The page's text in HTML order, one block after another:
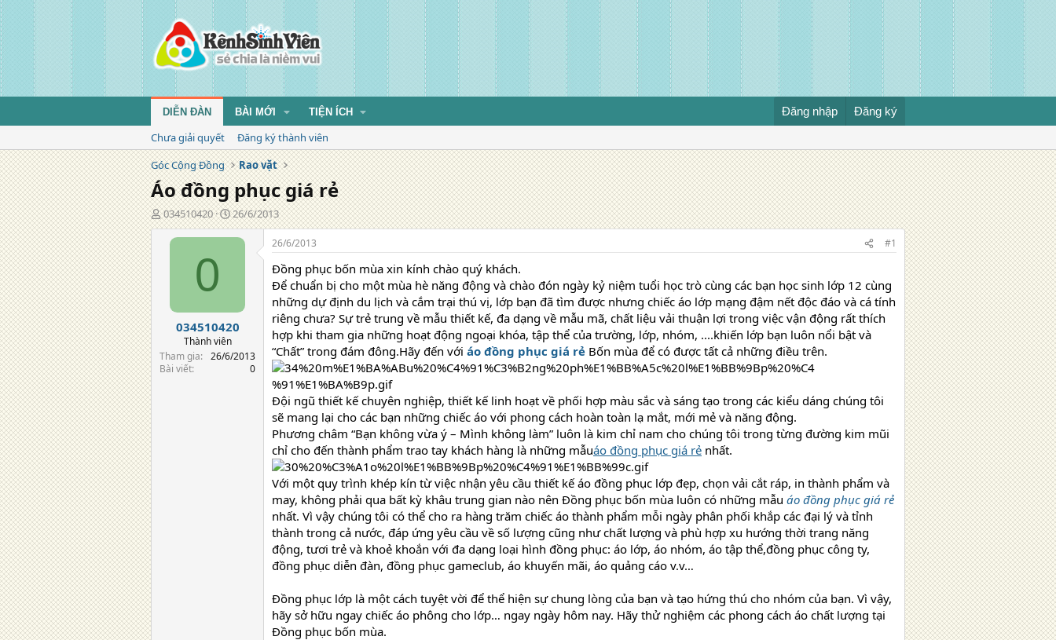
DIỄN ĐÀN BÀI MỚI TIỆN ÍCH Đăng nhập Đăng ký
Chưa giải quyết
Đăng ký thành viên
Góc Cộng Đồng
Rao vặt
Áo đồng phục giá rẻ
T
á
034510420
N
g
à
g
26/6/2013
0
034510420
Thành viên
Tham gia
26/6/2013
Bài viết
0
26/6/2013 #1
Đồng phục bốn mùa xin kính chào quý khách.
Để chuẩn bị cho một mùa hè năng động và chào đón ngày kỷ niệm tuổi học trò cùng các bạn học sinh lớp 12 cùng
những dự định du lịch và cắm trại thú vị, lớp bạn đã tìm được nhưng chiếc áo lớp mạng đậm nết độc đáo và cá tính
riêng chưa? Sự trẻ trung về mẫu thiết kế, đa dạng về mẫu mã, chất liệu vải thuận lợi trong việc vận động rất thích
hợp khi tham gia những hoạt động ngoại khóa, tập thể của trường, lớp, nhóm, ....khiến lớp bạn luôn nổi bật và
“Chất” trong đám đông.Hãy đến với áo đồng phục giá rẻ Bốn mùa để có được tất cả những điều trên.
Đội ngũ thiết kế chuyên nghiệp, thiết kế linh hoạt về phối hợp màu sắc và sáng tạo trong các kiểu dáng chúng tôi
sẽ mang lại cho các bạn những chiếc áo với phong cách hoàn toàn lạ mắt, mới mẻ và năng động.
Phương châm “Bạn không vừa ý – Mình không làm” luôn là kim chỉ nam cho chúng tôi trong từng đường kim mũi
chỉ cho đến thành phẩm trao tay khách hàng là những mẫuáo đồng phục giá rẻ nhất.
Với một quy trình khép kín từ việc nhận yêu cầu thiết kế áo đồng phục lớp đẹp, chọn vải cắt ráp, in thành phẩm và
may, không phải qua bất kỳ khâu trung gian nào nên Đồng phục bốn mùa luôn có những mẫu áo đồng phục giá rẻ
nhất. Vì vậy chúng tôi có thể cho ra hàng trăm chiếc áo thành phẩm mỗi ngày phân phối khắp các đại lý và tỉnh
thành trong cả nước, đáp ứng yêu cầu về số lượng cũng như chất lượng và phù hợp xu hướng thời trang năng
động, tươi trẻ và khoẻ khoắn với đa dạng loại hình đồng phục: áo lớp, áo nhóm, áo tập thể,đồng phục công ty,
đồng phục diễn đàn, đồng phục gameclub, áo khuyến mãi, áo quảng cáo v.v…
Đồng phục lớp là một cách tuyệt vời để thể hiện sự chung lòng của bạn và tạo hứng thú cho nhóm của bạn. Vì vậy,
hãy sở hữu ngay chiếc áo phông cho lớp… ngay ngày hôm nay. Hãy thử nghiệm các phong cách áo chất lượng tại
Đồng phục bốn mùa.